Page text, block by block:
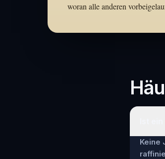
woran alle anderen
Keine